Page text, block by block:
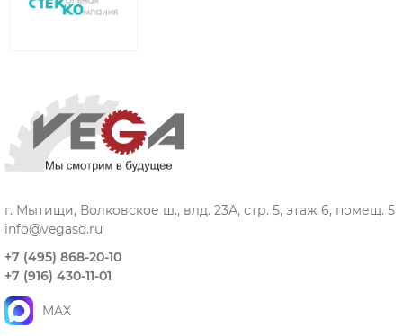
г. Мытищи, Волковское ш., влд. 23А, стр. 5, этаж 6, помещ. 5
info@vegasd.ru
+7 (495) 868-20-10
+7 (916) 430-11-01
MAX